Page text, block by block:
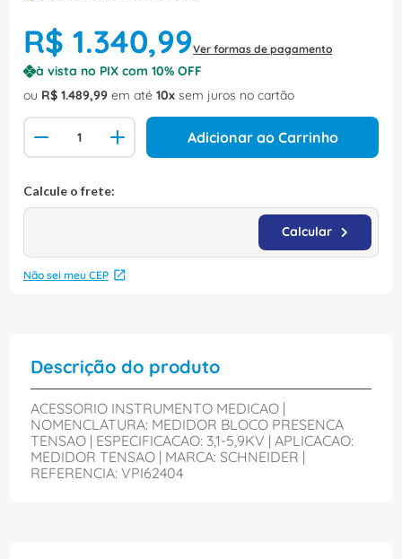
R$ 1.340,99Ver formas de pagamento
à vista no PIX com 10% OFF
ou R$ 1.489,99 em até 10 sem juros no cartão
Adicionar ao Carrinho
Não sei meu CEP
Descrição do produto
ACESSORIO INSTRUMENTO MEDICAO |
NOMENCLATURA: MEDIDOR BLOCO PRESENCA
TENSAO | ESPECIFICACAO: 3,1-5,9KV | APLICACAO:
MEDIDOR TENSAO | MARCA: SCHNEIDER |
REFERENCIA: VPI62404